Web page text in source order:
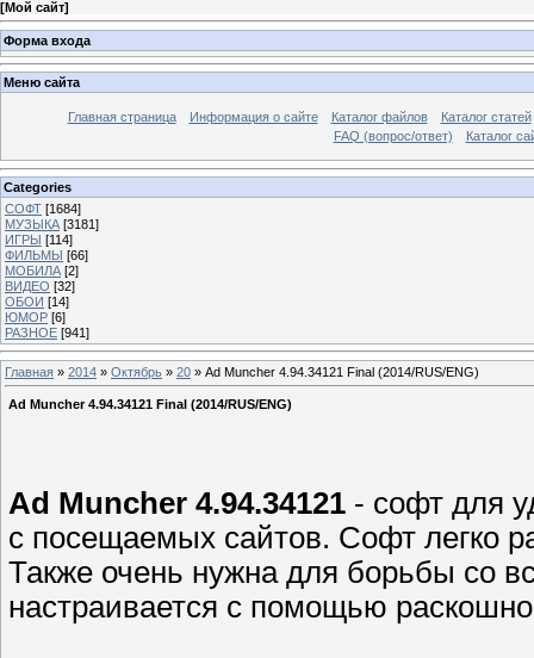
[Мой сайт]
Форма входа
Меню сайта
Главная страница Информация о сайте Каталог файлов
Каталог статей
FAQ (вопрос/ответ)
Каталог
Categories
СОФТ [1684]
МУЗЫКА [3181]
ИГРЫ [114]
ФИЛЬМЫ [66]
МОБИЛА [2]
ВИДЕО [32]
ОБОИ [14]
ЮМОР [6]
РАЗНОЕ [941]
Главная » 2014 » Октябрь » 20 » Ad Muncher 4.94.34121 Final (2014/RUS/ENG)
Ad Muncher 4.94.34121 Final (2014/RUS/ENG)
Ad Muncher 4.94.34121 - софт для
с посещаемых сайтов. Софт легко
Также очень нужна для борьбы со
настраивается с помощью